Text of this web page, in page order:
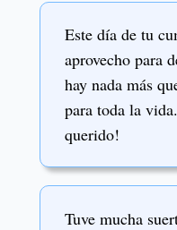
Este día de tu
aprovecho para
hay nada más
para toda la
querido!
Tuve mucha